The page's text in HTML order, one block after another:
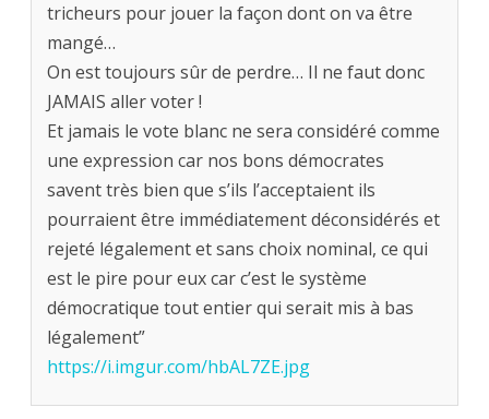
tricheurs pour jouer la façon dont on va être
mangé…
On est toujours sûr de perdre… Il ne faut donc
JAMAIS aller voter !
Et jamais le vote blanc ne sera considéré comme
une expression car nos bons démocrates
savent très bien que s’ils l’acceptaient ils
pourraient être immédiatement déconsidérés et
rejeté légalement et sans choix nominal, ce qui
est le pire pour eux car c’est le système
démocratique tout entier qui serait mis à bas
légalement”
https://i.imgur.com/hbAL7ZE.jpg